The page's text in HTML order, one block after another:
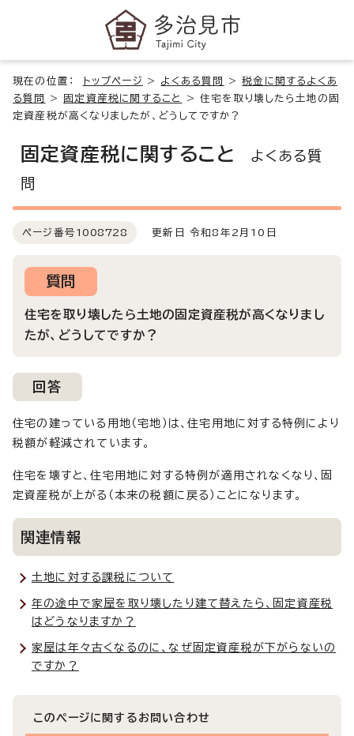
現在の位置： トップページ > よくある質問 >税金に関するよくあ
る質問
> 固定資産税に関すること >住宅を取り壊したら土地の固
定資産税が高くなりましたが、どうしてですか？
固定資産税に関すること
よくある質
問
ページ番号 1008728 更新日 令和8年2月10日
質問
住宅を取り壊したら土地の固定資産税が高くなりまし
たが、どうしてですか？
回答
住宅の建っている用地（宅地）は、住宅用地に対する特例により
税額が軽減されています。
住宅を壊すと、住宅用地に対する特例が適用されなくなり、固
定資産税が上がる（本来の税額に戻る）ことになります。
関連情報
土地に対する課税について
年の途中で家屋を取り壊したり建て替えたら、固定資産税
はどうなりますか？
家屋は年々古くなるのに、なぜ固定資産税が下がらないの
ですか？
このページに関する お問い合わせ